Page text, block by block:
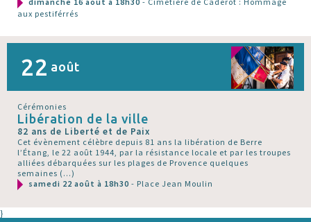
aux pestiférrés
22 août
Cérémonies
Libération de la ville
82 ans de Liberté et de Paix
Cet évènement célèbre depuis 81 ans la libération de Berre
l’Étang, le 22 août 1944, par la résistance locale et par les troupes
alliées débarquées sur les plages de Provence quelques
semaines (…)
samedi 22 août à 18h30 - Place Jean Moulin
}